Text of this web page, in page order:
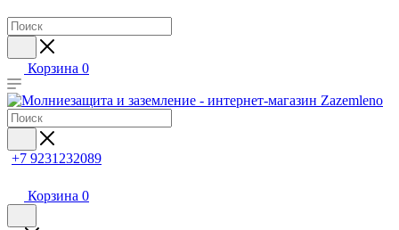
Корзина 0
+7 9231232089
Корзина 0